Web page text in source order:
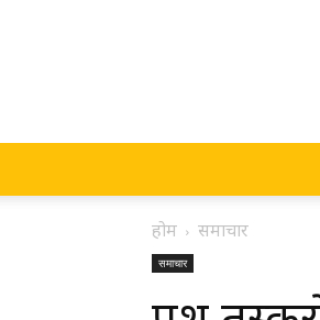
होम समाचार
समाचार